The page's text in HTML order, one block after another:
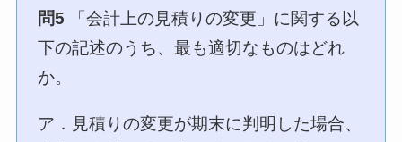
問5 「会計上の見積りの変更」に関する以
下の記述のうち、最も適切なものはどれ
か。
ア．見積りの変更が期末に判明した場合、